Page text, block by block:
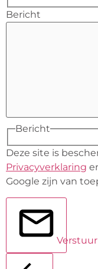
Bericht
Bericht
Deze site is
Privacyverklaring
Google zijn van
Verstuur